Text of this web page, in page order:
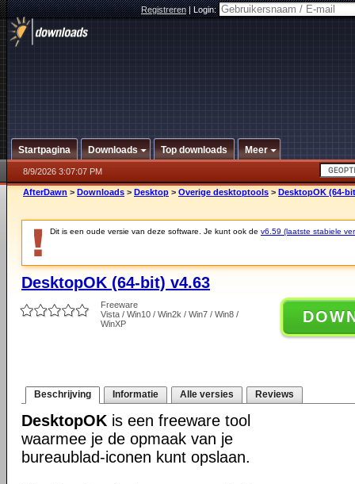
Registreren|Login:
Startpagina Downloads Top downloads Meer
8/9/2026 3:07:07 PM
AfterDawn > Downloads > Desktop > Overige desktoptools > DesktopOK (64-
Dit is een oude versie van deze software. Je kunt ook de v6.59 (laatste stabiele
DesktopOK (64-bit) v4.63
Freeware
Vista / Win10 / Win2k / Win7 / Win8 /
WinXP
Beschrijving Informatie Alle versies Reviews
DesktopOK is een freeware tool
waarmee je de opmaak van je
bureaublad-iconen kunt opslaan.